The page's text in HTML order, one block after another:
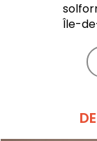
Île-